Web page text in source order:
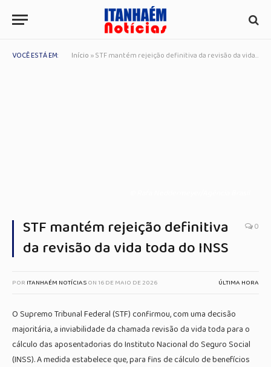
VOCÊ ESTÁ EM: Início »STF mantém rejeição definitiva da revisão da vida toda do INSS
STF mantém rejeição definitiva
da revisão da vida toda do INSS
0
POR ITANHAÉM NOTÍCIASON16 DE MAIO DE 2026 ÚLTIMA HORA
O Supremo Tribunal Federal (STF) confirmou, com uma decisão
majoritária, a inviabilidade da chamada revisão da vida toda para o
cálculo das aposentadorias do Instituto Nacional do Seguro Social
(INSS). A medida estabelece que, para fins de cálculo de benefícios